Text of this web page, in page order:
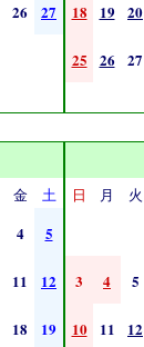
26 27 18 19 20
25 26 27
金 土
4 5
11 12
18 19
日 月 火
3 4 5
10 11 12